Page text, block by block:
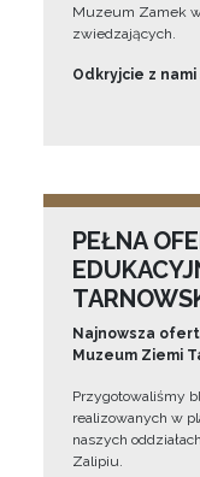
Muzeum Zamek
zwiedzających.
Odkryjcie z
PEŁNA
Najnowsza
Muzeum Ziemi
Przygotowaliśmy
realizowanych w
naszych
Zalipiu.